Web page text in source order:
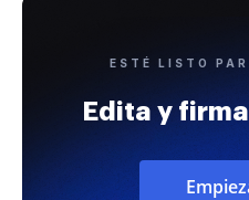
ESTÉ LISTO
Edita y